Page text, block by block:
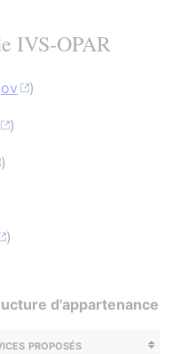
IVS-OPAR
)
)
)
)
d'appartenance
proposés